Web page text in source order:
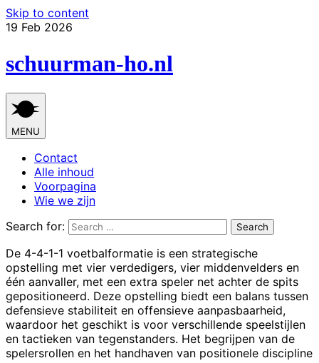
Skip to content
19 Feb 2026
schuurman-ho.nl
MENU
Contact
Alle inhoud
Voorpagina
Wie we zijn
Search for:
De 4-4-1-1 voetbalformatie is een strategische
opstelling met vier verdedigers, vier middenvelders en
één aanvaller, met een extra speler net achter de spits
gepositioneerd. Deze opstelling biedt een balans tussen
defensieve stabiliteit en offensieve aanpasbaarheid,
waardoor het geschikt is voor verschillende speelstijlen
en tactieken van tegenstanders. Het begrijpen van de
spelersrollen en het handhaven van positionele discipline